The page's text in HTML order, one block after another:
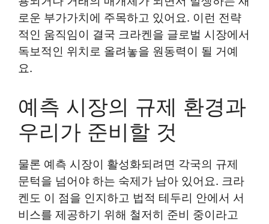
로운 부가가치에 주목하고 있어요. 이런 전략
적인 움직임이 결국 크라켄을 글로벌 시장에서
독보적인 위치로 올려놓을 원동력이 될 거예
요.
예측 시장의 규제 환경과
우리가 준비할 것
물론 예측 시장이 활성화되려면 각국의 규제
문턱을 넘어야 하는 숙제가 남아 있어요. 크라
켄도 이 점을 인지하고 법적 테두리 안에서 서
비스를 제공하기 위해 철저히 준비 중이라고